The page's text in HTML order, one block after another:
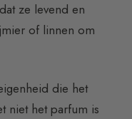
ze levend en
of linnen om
die het
niet het parfum is